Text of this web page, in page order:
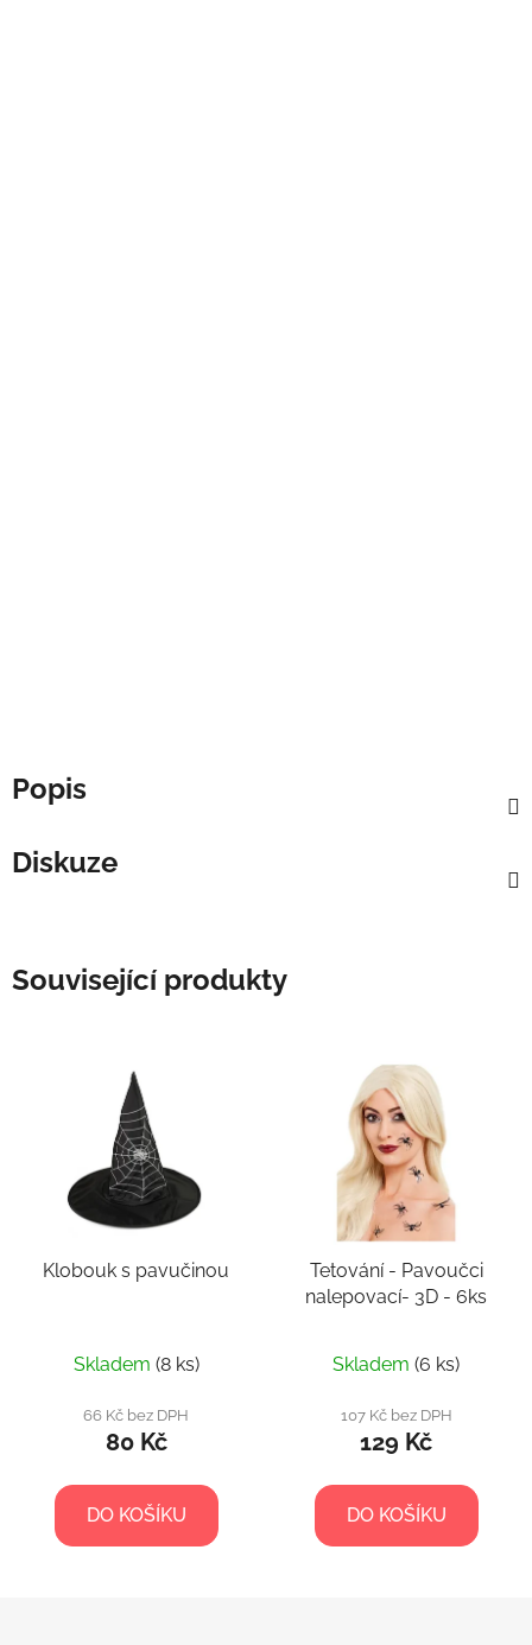
Popis
Diskuze
Související produkty
Klobouk s pavučinou
Skladem (8 ks)
66 Kč bez DPH
80 Kč
DO KOŠÍKU
Tetování - Pavoučci
nalepovací- 3D - 6ks
Skladem (6 ks)
107 Kč bez DPH
129 Kč
DO KOŠÍKU